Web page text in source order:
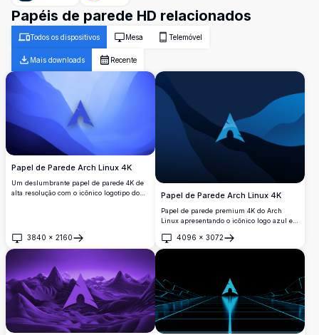
Papéis de parede HD relacionados
Todos os dispositivos Mesa Telemóvel
Mais downloads Recente
Papel de Parede Arch Linux 4K
Um deslumbrante papel de parede 4K de
alta resolução com o icônico logotipo do
Linux que apreciam fundos de tela
minimalistas e elegantes.
3840 × 2160
Abrir
Papel de Parede Arch Linux 4K
Papel de parede premium 4K do Arch
Linux apresentando o icônico logo azul em
azul marinho profundo e azul. Plano de
fundo de desktop perfeito em ultra alta
moderna e profissional.
4096 × 3072
Abrir